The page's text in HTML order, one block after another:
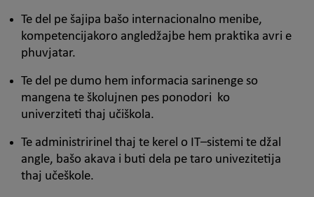
Te del pe šajipa bašo internacionalno menibe,
kompetencijakoro angledžajbe hem praktika avri e
phuvjatar.
Te del pe dumo hem informacia sarinenge so
mangena te školujnen pes ponodori ko
univerziteti thaj učiškola.
Te administririnel thaj te kerel o IT–sistemi te džal
angle, bašo akava i buti dela pe taro univezitetija
thaj učeškole.